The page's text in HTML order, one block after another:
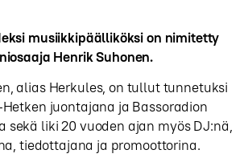
musiikkipäälliköksi on nimitetty
Henrik Suhonen.
alias Herkules, on tullut tunnetuksi
juontajana ja Bassoradion
sekä liki 20 vuoden ajan myös DJ:nä,
tiedottajana ja promoottorina.